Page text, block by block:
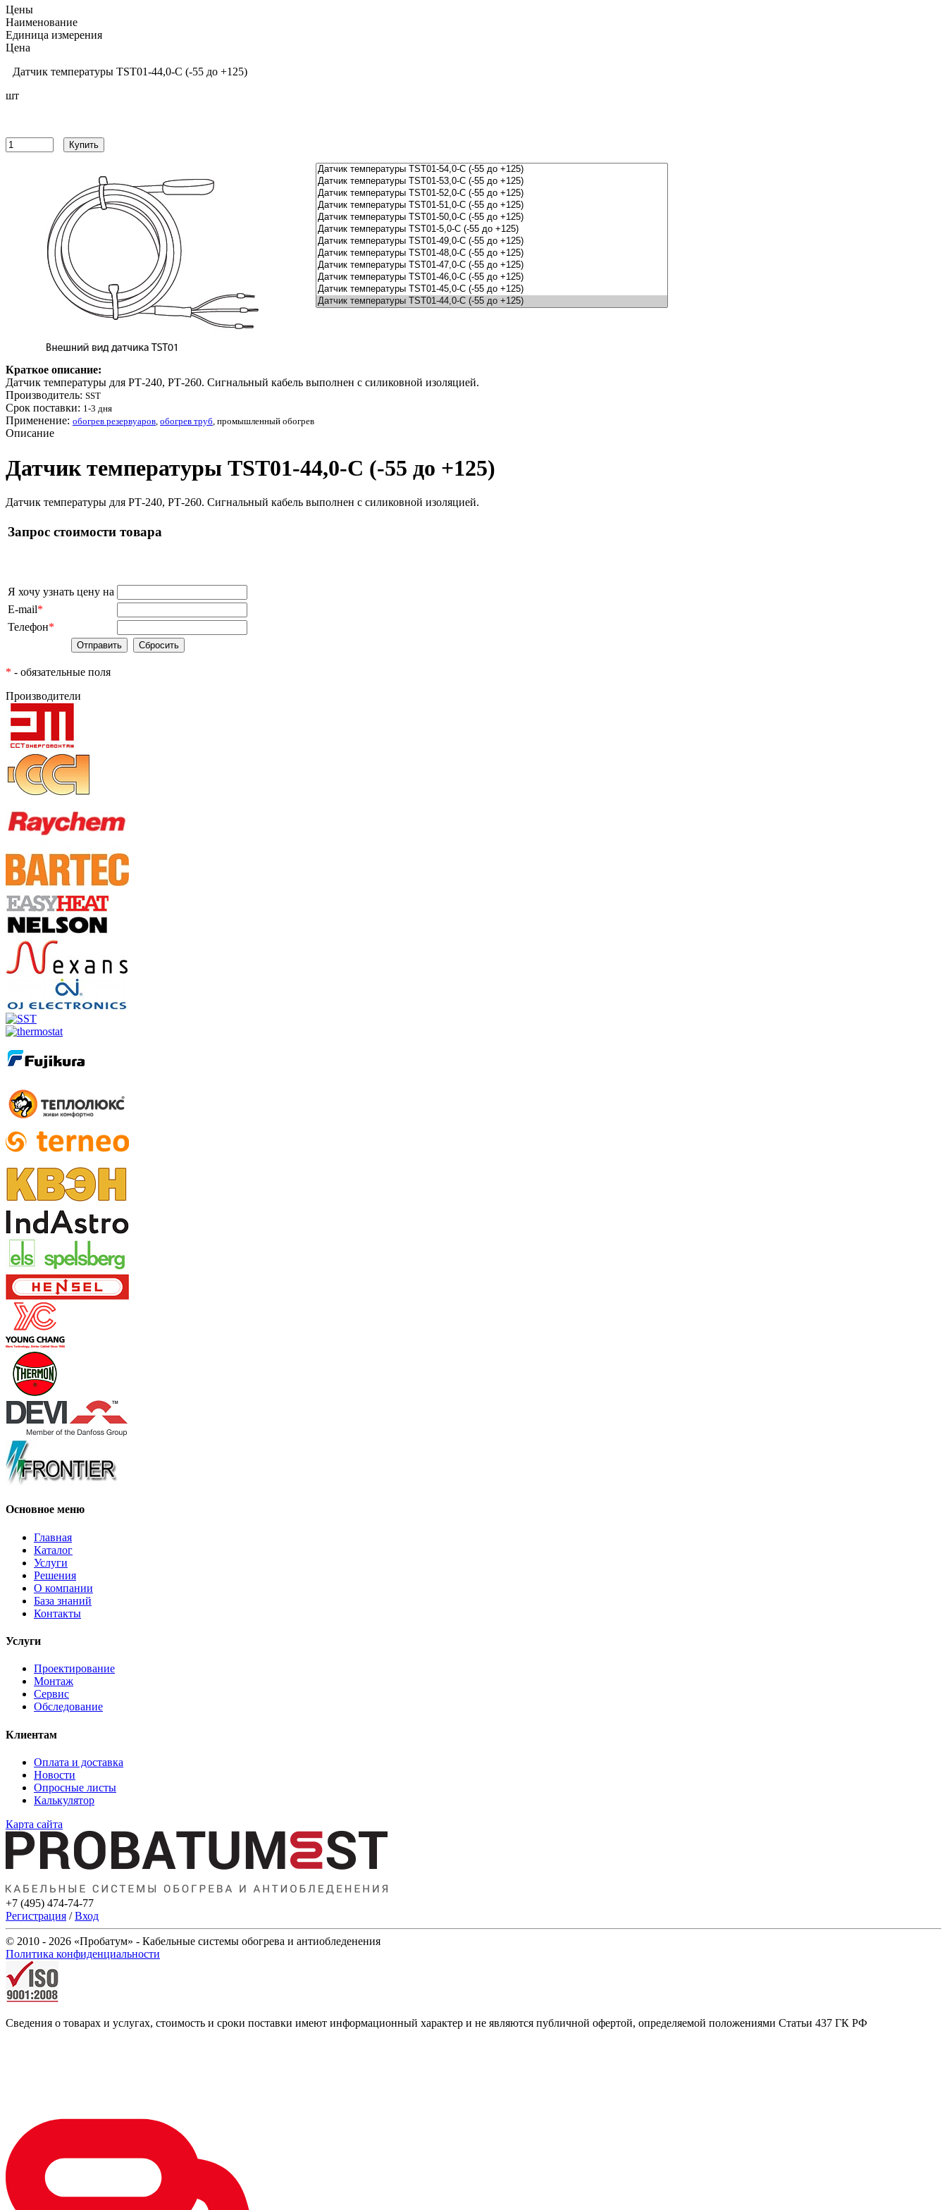
Цены
Наименование
Единица измерения
Цена
Датчик температуры TST01-44,0-С (-55 до +125)
шт
Купить
Краткое описание:
Датчик температуры для РТ-240, РТ-260. Сигнальный кабель выполнен с силиковной изоляцией.
Производитель: SST
Срок поставки: 1-3 дня
Применение: обогрев резервуаров, обогрев труб, промышленный обогрев
Описание
Датчик температуры TST01-44,0-С (-55 до +125)
Датчик температуры для РТ-240, РТ-260. Сигнальный кабель выполнен с силиковной изоляцией.
Запрос стоимости товара
Я хочу узнать цену на
E-mail*
Телефон*
* - обязательные поля
Производители
Основное меню
Главная
Каталог
Услуги
Решения
О компании
База знаний
Контакты
Услуги
Проектирование
Монтаж
Сервис
Обследование
Клиентам
Оплата и доставка
Новости
Опросные листы
Калькулятор
Карта сайта
+7 (495) 474-74-77
Регистрация /Вход
© 2010 - 2026 «Пробатум» - Кабельные системы обогрева и антиобледенения
Политика конфиденциальности
Сведения о товарах и услугах, стоимость и сроки поставки имеют информационный характер и не являются публичной офертой, определяемой положениями Статьи 437 ГК РФ